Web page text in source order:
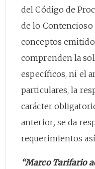
del Código de
de lo
conceptos
comprenden la
específicos, ni el
particulares, la
carácter
anterior, se da
requerimientos
“Marco Tarifario